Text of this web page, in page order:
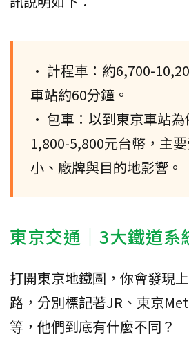
• 計程車：約6,700-
車站約60分鐘。
• 包車：以到東京車站
1,800-5,800元台幣，主
小、廠牌與目的地影響。
東京交通｜3大鐵道系
打開東京地鐵圖，你會發現
路，分別標記著JR、東京
等，他們到底有什麼不同？